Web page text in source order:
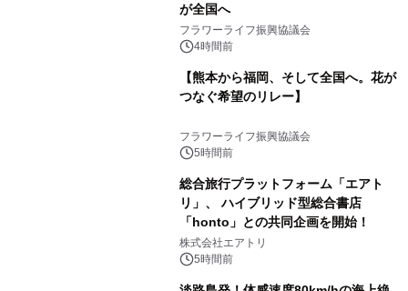
が全国へ
フラワーライフ振興協議会
4時間前
【熊本から福岡、そして全国へ。花が
つなぐ希望のリレー】
フラワーライフ振興協議会
5時間前
総合旅行プラットフォーム「エアト
リ」、 ハイブリッド型総合書店
「honto」との共同企画を開始！
株式会社エアトリ
5時間前